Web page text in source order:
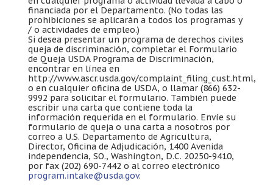
financiada por el Departamento. (No todas las
prohibiciones se aplicarán a todos los programas y
/ o actividades de empleo.)
Si desea presentar un programa de derechos civiles
queja de discriminación, completar el Formulario
de Queja USDA Programa de Discriminación,
encontrar en línea en
http://www.ascr.usda.gov/complaint_filing_cust.html,
o en cualquier oficina de USDA, o llamar (866) 632-
9992 para solicitar el formulario. También puede
escribir una carta que contiene toda la
información requerida en el formulario. Envíe su
formulario de queja o una carta a nosotros por
correo a U.S. Departamento de Agricultura,
Director, Oficina de Adjudicación, 1400 Avenida
independencia, SO., Washington, D.C. 20250-9410,
por fax (202) 690-7442 o al correo electrónico
program.intake@usda.gov.